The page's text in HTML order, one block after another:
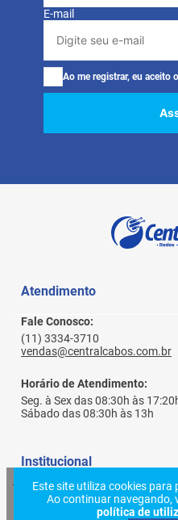
Este site utiliza cookies para
Ao continuar navegando,
política de
E-mail
Ao me registrar, eu aceito
Atendimento
Fale Conosco:
(11) 3334-3710
vendas@centralcabos.com.br
Horário de Atendimento:
Seg. à Sex das 08:30h às
Sábado das 08:30h às 13h
Institucional
Quem Somos
Ajuda e Suporte